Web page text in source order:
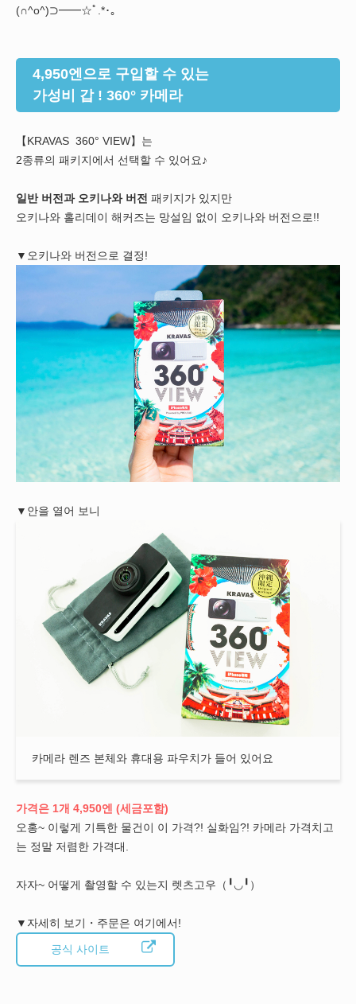
(∩^o^)⊃━━☆ﾟ.*･｡
4,950엔으로 구입할 수 있는
가성비 갑 ! 360° 카메라
【KRAVAS 360° VIEW】는
2종류의 패키지에서 선택할 수 있어요♪
일반 버전과 오키나와 버전 패키지가 있지만
오키나와 홀리데이 해커즈는 망설임 없이 오키나와 버전으로!!
▼오키나와 버전으로 결정!
▼안을 열어 보니
카메라 렌즈 본체와 휴대용 파우치가 들어 있어요
가격은 1개 4,950엔 (세금포함)
오홍~ 이렇게 기특한 물건이 이 가격?! 실화임?! 카메라 가격치고
는 정말 저렴한 가격대.
자자~ 어떻게 촬영할 수 있는지 렛츠고우（╹◡╹）
▼자세히 보기・주문은 여기에서!
공식 사이트